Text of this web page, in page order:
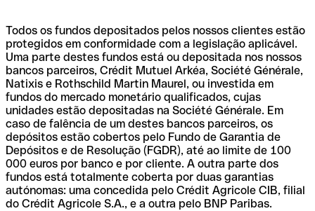
Todos os fundos depositados pelos nossos clientes estão
protegidos em conformidade com a legislação aplicável.
Uma parte destes fundos está ou depositada nos nossos
bancos parceiros, Crédit Mutuel Arkéa, Société Générale,
Natixis e Rothschild Martin Maurel, ou investida em
fundos do mercado monetário qualificados, cujas
unidades estão depositadas na Société Générale. Em
caso de falência de um destes bancos parceiros, os
depósitos estão cobertos pelo Fundo de Garantia de
Depósitos e de Resolução (FGDR), até ao limite de 100
000 euros por banco e por cliente. A outra parte dos
fundos está totalmente coberta por duas garantias
autónomas: uma concedida pelo Crédit Agricole CIB, filial
do Crédit Agricole S.A., e a outra pelo BNP Paribas.